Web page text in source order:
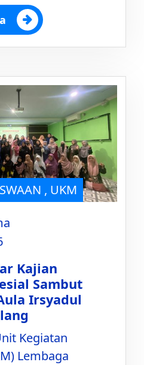
, UKM
Kajian
Sambut
Irsyadul
Kegiatan
Lembaga